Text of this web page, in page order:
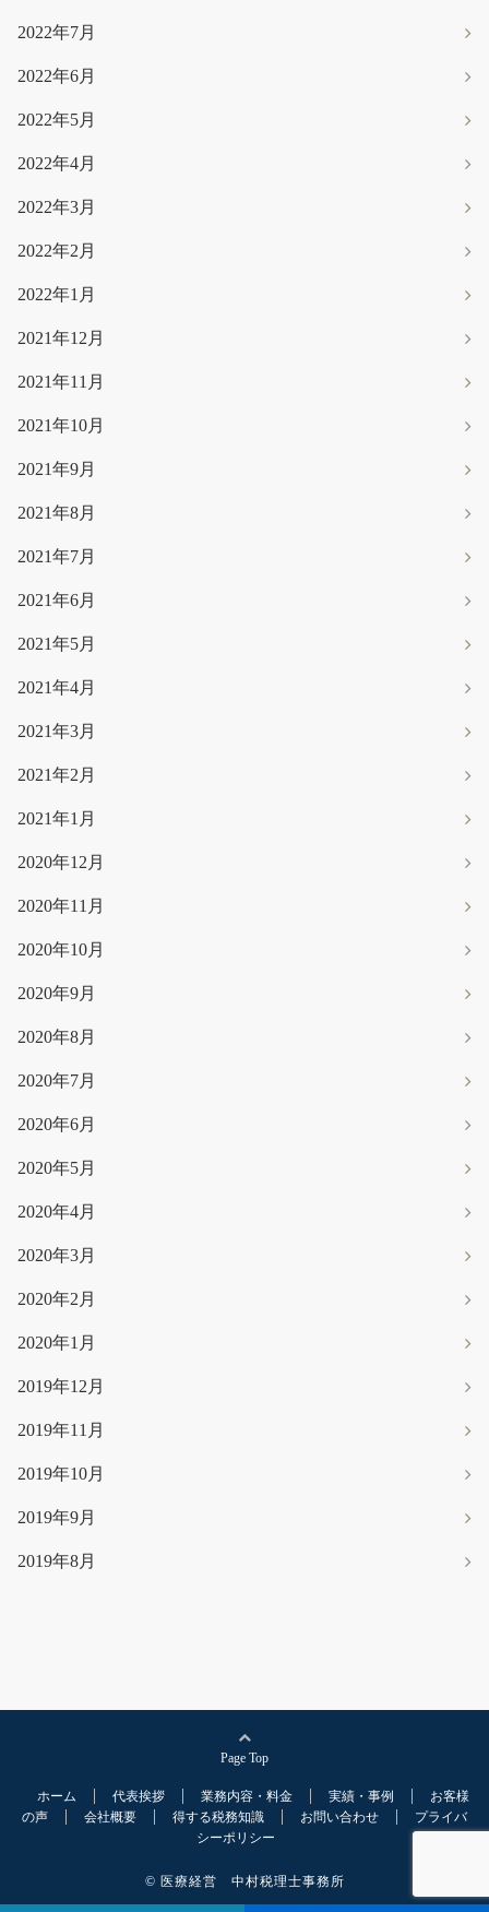
2022年7月
2022年6月
2022年5月
2022年4月
2022年3月
2022年2月
2022年1月
2021年12月
2021年11月
2021年10月
2021年9月
2021年8月
2021年7月
2021年6月
2021年5月
2021年4月
2021年3月
2021年2月
2021年1月
2020年12月
2020年11月
2020年10月
2020年9月
2020年8月
2020年7月
2020年6月
2020年5月
2020年4月
2020年3月
2020年2月
2020年1月
2019年12月
2019年11月
2019年10月
2019年9月
2019年8月
Page Top
ホーム 代表挨拶 業務内容・料金 実績・事例
お客様
の声
会社概要 得する税務知識 お問い合わせ
プライバ
シーポリシー
© 医療経営 中村税理士事務所